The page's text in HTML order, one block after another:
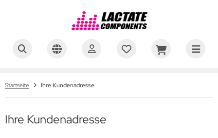
Startseite Ihre Kundenadresse
Ihre Kundenadresse
& Habel
diagnostic GmbH